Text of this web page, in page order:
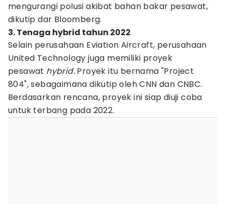
mengurangi polusi akibat bahan bakar pesawat,
dikutip dar Bloomberg.
3. Tenaga hybrid tahun 2022
Selain perusahaan Eviation Aircraft, perusahaan
United Technology juga memiliki proyek
pesawat hybrid. Proyek itu bernama "Project
804",sebagaimana dikutip oleh CNN dan CNBC.
Berdasarkan rencana, proyek ini siap diuji coba
untuk terbang pada 2022.